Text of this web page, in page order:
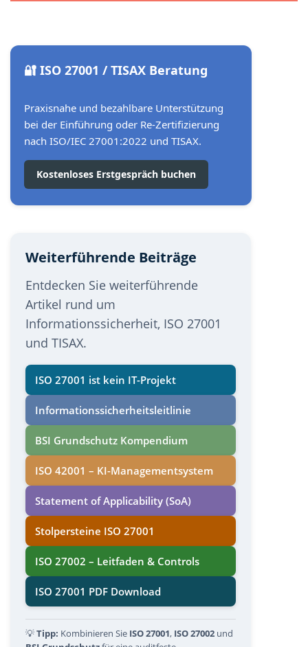
🔐 ISO 27001 / TISAX Beratung
Praxisnahe und bezahlbare Unterstützung
bei der Einführung oder Re-Zertifizierung
nach ISO/IEC 27001:2022 und TISAX.
Kostenloses Erstgespräch buchen
Weiterführende Beiträge
Entdecken Sie weiterführende
Artikel rund um
Informationssicherheit, ISO 27001
und TISAX.
ISO 27001 ist kein IT-Projekt
Informations­sicherheits­leitlinie
BSI Grundschutz Kompendium
ISO 42001 – KI-Managementsystem
Statement of Applicability (SoA)
Stolpersteine ISO 27001
ISO 27002 – Leitfaden & Controls
ISO 27001 PDF Download
💡Tipp: Kombinieren Sie ISO 27001, ISO 27002 und